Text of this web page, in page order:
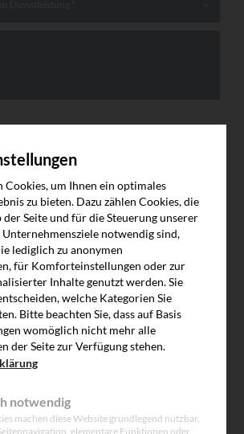
png, gif, jpg, pdf
Ihrer Anfrage zu gewährleisten,
Ihres Typenschildes, Ihres Tores, des
oder sonstige ergänzende Infos
Cookies, um Ihnen ein optimales
zu bieten. Dazu zählen Cookies, die
Seite und für die Steuerung unserer
notwendig sind,
lediglich zu anonymen
für Komforteinstellungen oder zur
Inhalte genutzt werden. Sie
welche Kategorien Sie
Bitte beachten Sie, dass auf Basis
womöglich nicht mehr alle
der Seite zur Verfügung stehen.
notwendig
machen diese Website grundlegend nutzbar,
elementare Funktionen oder